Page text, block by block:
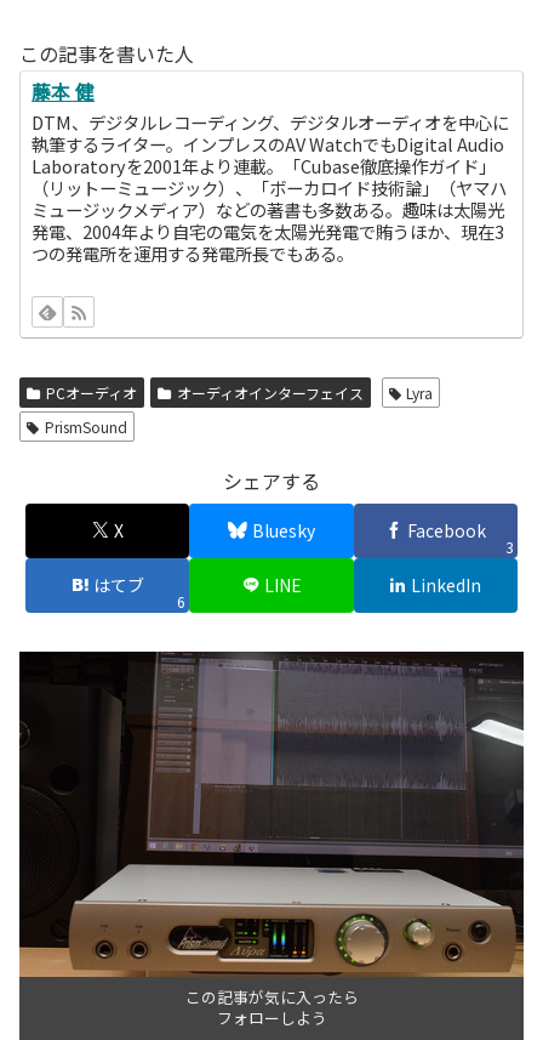
この記事を書いた人
藤本 健
DTM、デジタルレコーディング、デジタルオーディオを中心に
執筆するライター。インプレスのAV WatchでもDigital Audio
Laboratoryを2001年より連載。「Cubase徹底操作ガイド」
（リットーミュージック）、「ボーカロイド技術論」（ヤマハ
ミュージックメディア）などの著書も多数ある。趣味は太陽光
発電、2004年より自宅の電気を太陽光発電で賄うほか、現在3
つの発電所を運用する発電所長でもある。
PCオーディオ オーディオインターフェイス
Lyra
PrismSound
シェアする
X Bluesky Facebook
3
はてブ
6
LINE LinkedIn
この記事が気に入ったら
フォローしよう